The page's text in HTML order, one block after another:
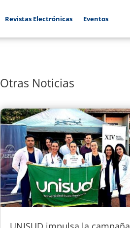
Revistas Electrónicas Eventos
Otras Noticias